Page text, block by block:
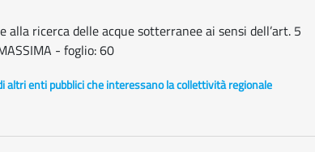
alla ricerca delle acque sotterranee ai sensi dell’art. 5
- foglio: 60
altri enti pubblici che interessano la collettività regionale